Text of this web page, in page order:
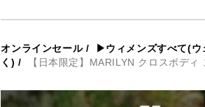
オンラインセール/
▶ウィメンズすべて(ウ
く) / 【日本限定】MARILYN クロスボディ